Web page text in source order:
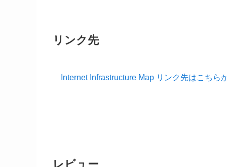
リンク先
Internet Infrastructure Map リンク先はこちら
レビュー